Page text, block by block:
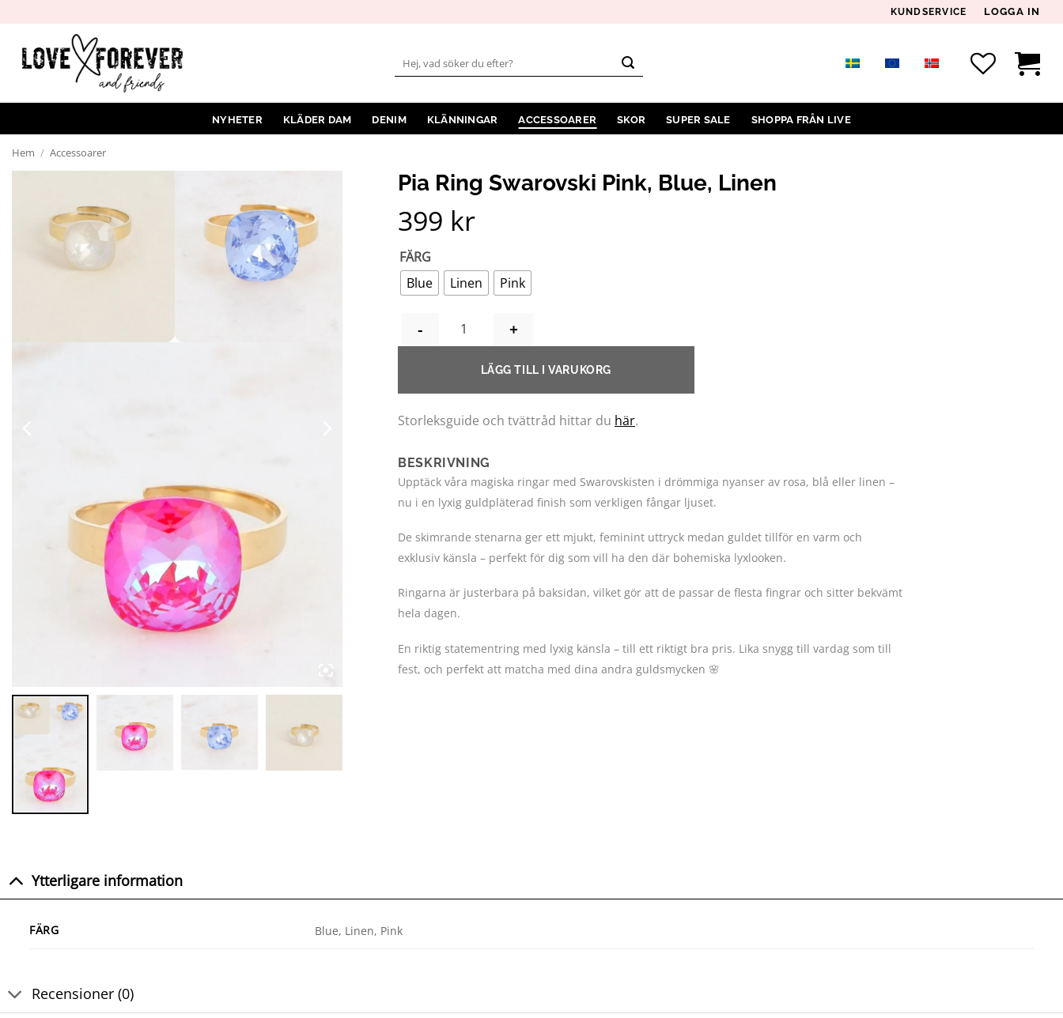
innehåll
KUNDSERVICE LOGGA IN
Sök
efter:
NYHETER KLÄDER DAM DENIM KLÄNNINGAR ACCESSOARER SKOR SUPER SALE SHOPPA FRÅN LIVE
Hem / Accessoarer
Pia Ring Swarovski Pink, Blue, Linen
399 kr
FÄRG
Blue
Linen Pink
PIA RING SWAROVSKI PINK, BLUE, LINEN MÄNGD
LÄGG TILL I VARUKORG
Storleksguide och tvättråd hittar du här.
BESKRIVNING
Upptäck våra magiska ringar med Swarovskisten i drömmiga nyanser av rosa, blå eller linen –
nu i en lyxig guldpläterad finish som verkligen fångar ljuset.
De skimrande stenarna ger ett mjukt, feminint uttryck medan guldet tillför en varm och
exklusiv känsla – perfekt för dig som vill ha den där bohemiska lyxlooken.
Ringarna är justerbara på baksidan, vilket gör att de passar de flesta fingrar och sitter bekvämt
hela dagen.
En riktig statementring med lyxig känsla – till ett riktigt bra pris. Lika snygg till vardag som till
fest, och perfekt att matcha med dina andra guldsmycken 🌸
Ytterligare information
FÄRG Blue, Linen, Pink
Recensioner (0)